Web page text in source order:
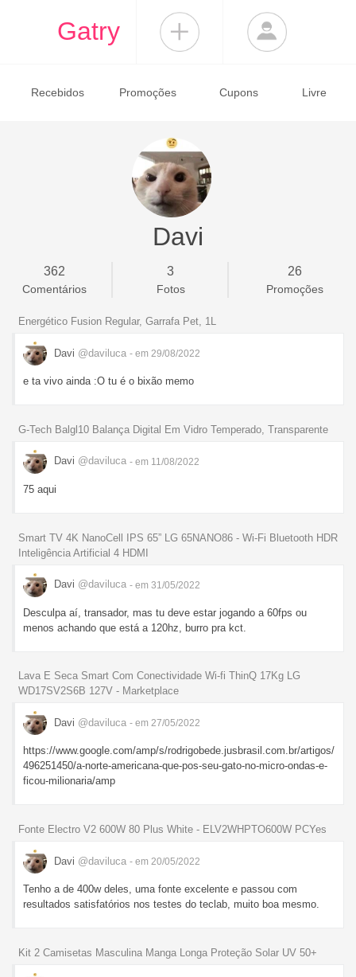
Gatry
Recebidos Promoções Cupons Livre
Davi
362
Comentários
3
Fotos
26
Promoções
Energético Fusion Regular, Garrafa Pet, 1L
Davi @daviluca - em 29/08/2022
e ta vivo ainda :O tu é o bixão memo
G-Tech Balgl10 Balança Digital Em Vidro Temperado, Transparente
Davi @daviluca - em 11/08/2022
75 aqui
Smart TV 4K NanoCell IPS 65” LG 65NANO86 - Wi-Fi Bluetooth HDR
Inteligência Artificial 4 HDMI
Davi @daviluca - em 31/05/2022
Desculpa aí, transador, mas tu deve estar jogando a 60fps ou
menos achando que está a 120hz, burro pra kct.
Lava E Seca Smart Com Conectividade Wi-fi ThinQ 17Kg LG
WD17SV2S6B 127V - Marketplace
Davi @daviluca - em 27/05/2022
https://www.google.com/amp/s/rodrigobede.jusbrasil.com.br/artigos/
496251450/a-norte-americana-que-pos-seu-gato-no-micro-ondas-e-
ficou-milionaria/amp
Fonte Electro V2 600W 80 Plus White - ELV2WHPTO600W PCYes
Davi @daviluca - em 20/05/2022
Tenho a de 400w deles, uma fonte excelente e passou com
resultados satisfatórios nos testes do teclab, muito boa mesmo.
Kit 2 Camisetas Masculina Manga Longa Proteção Solar UV 50+